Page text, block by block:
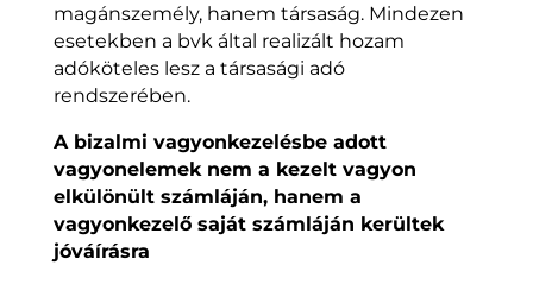
magánszemély, hanem társaság. Mindezen
esetekben a bvk által realizált hozam
adóköteles lesz a társasági adó
rendszerében.
A bizalmi vagyonkezelésbe adott
vagyonelemek nem a kezelt vagyon
elkülönült számláján, hanem a
vagyonkezelő saját számláján kerültek
jóváírásra